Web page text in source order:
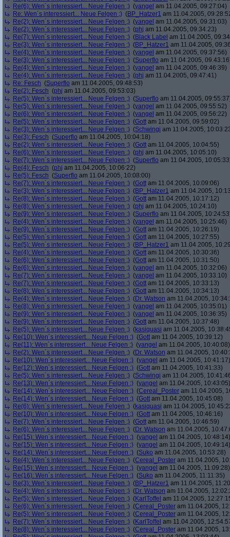
Re(6): Wen´s interessiert... Neue Felgen ;) (yangel am 11.04.2005, 09:27:04)
Re: Wen´s interessiert... Neue Felgen ;) (BP_Hatzer1 am 11.04.2005,
Re(2): Wen´s interessiert... Neue Felgen ;) (yangel am 11.04.2005, 09:31:03)
Re(2): Wen´s interessiert... Neue Felgen ;) (phj am 11.04.2005, 09:34:23)
Re(7): Wen´s interessiert... Neue Felgen ;) (Black Label am 11.04.2005,
Re(3): Wen´s interessiert... Neue Felgen ;) (BP_Hatzer1 am 11.04.2005,
Re(4): Wen´s interessiert... Neue Felgen ;) (yangel am 11.04.2005, 09:37:56)
Re(3): Wen´s interessiert... Neue Felgen ;) (Superflo am 11.04.2005,
Re(4): Wen´s interessiert... Neue Felgen ;) (yangel am 11.04.2005, 09:46:39)
Re(4): Wen´s interessiert... Neue Felgen ;) (phj am 11.04.2005, 09:47:41)
Re: Fesch (Superflo am 11.04.2005, 09:48:53)
Re(2): Fesch (phj am 11.04.2005, 09:53:03)
Re(5): Wen´s interessiert... Neue Felgen ;) (Superflo am 11.04.2005,
Re(5): Wen´s interessiert... Neue Felgen ;) (yangel am 11.04.2005, 09:55:52)
Re(6): Wen´s interessiert... Neue Felgen ;) (yangel am 11.04.2005, 09:56:22)
Re(5): Wen´s interessiert... Neue Felgen ;) (Gott am 11.04.2005, 09:59:02)
Re(3): Wen´s interessiert... Neue Felgen ;) (Schwingi am 11.04.2005,
Re(3): Fesch (Superflo am 11.04.2005, 10:04:18)
Re(2): Wen´s interessiert... Neue Felgen ;) (Gott am 11.04.2005, 10:04:55)
Re(6): Wen´s interessiert... Neue Felgen ;) (phj am 11.04.2005, 10:05:10)
Re(7): Wen´s interessiert... Neue Felgen ;) (Superflo am 11.04.2005,
Re(4): Fesch (phj am 11.04.2005, 10:06:22)
Re(5): Fesch (Superflo am 11.04.2005, 10:08:00)
Re(7): Wen´s interessiert... Neue Felgen ;) (Gott am 11.04.2005, 10:09:06)
Re(3): Wen´s interessiert... Neue Felgen ;) (BP_Hatzer1 am 11.04.2005,
Re(8): Wen´s interessiert... Neue Felgen ;) (Gott am 11.04.2005, 10:17:12)
Re(8): Wen´s interessiert... Neue Felgen ;) (phj am 11.04.2005, 10:24:10)
Re(9): Wen´s interessiert... Neue Felgen ;) (Superflo am 11.04.2005,
Re(4): Wen´s interessiert... Neue Felgen ;) (yangel am 11.04.2005, 10:25:46)
Re(9): Wen´s interessiert... Neue Felgen ;) (Gott am 11.04.2005, 10:26:19)
Re(5): Wen´s interessiert... Neue Felgen ;) (Gott am 11.04.2005, 10:27:55)
Re(5): Wen´s interessiert... Neue Felgen ;) (BP_Hatzer1 am 11.04.2005,
Re(4): Wen´s interessiert... Neue Felgen ;) (Gott am 11.04.2005, 10:30:36)
Re(6): Wen´s interessiert... Neue Felgen ;) (Gott am 11.04.2005, 10:31:50)
Re(6): Wen´s interessiert... Neue Felgen ;) (yangel am 11.04.2005, 10:32:06)
Re(7): Wen´s interessiert... Neue Felgen ;) (yangel am 11.04.2005, 10:33:10)
Re(7): Wen´s interessiert... Neue Felgen ;) (Gott am 11.04.2005, 10:33:13)
Re(8): Wen´s interessiert... Neue Felgen ;) (Gott am 11.04.2005, 10:34:13)
Re(4): Wen´s interessiert... Neue Felgen ;) (Dr. Watson am 11.04.2005,
Re(8): Wen´s interessiert... Neue Felgen ;) (yangel am 11.04.2005, 10:35:01)
Re(9): Wen´s interessiert... Neue Felgen ;) (yangel am 11.04.2005, 10:36:35)
Re(9): Wen´s interessiert... Neue Felgen ;) (Gott am 11.04.2005, 10:37:48)
Re(5): Wen´s interessiert... Neue Felgen ;) (kasiquasi am 11.04.2005,
Re(10): Wen´s interessiert... Neue Felgen ;) (Gott am 11.04.2005, 10:39:12)
Re(11): Wen´s interessiert... Neue Felgen ;) (yangel am 11.04.2005, 10:40:08)
Re(2): Wen´s interessiert... Neue Felgen ;) (Dr. Watson am 11.04.2005,
Re(10): Wen´s interessiert... Neue Felgen ;) (yangel am 11.04.2005, 10:41:17)
Re(12): Wen´s interessiert... Neue Felgen ;) (Gott am 11.04.2005, 10:41:33)
Re(5): Wen´s interessiert... Neue Felgen ;) (Schwingi am 11.04.2005,
Re(13): Wen´s interessiert... Neue Felgen ;) (yangel am 11.04.2005, 10:43:05)
Re(14): Wen´s interessiert... Neue Felgen ;) (Cereal_Poster am 11.04.2005,
Re(14): Wen´s interessiert... Neue Felgen ;) (Gott am 11.04.2005, 10:45:08)
Re(6): Wen´s interessiert... Neue Felgen ;) (kasiquasi am 11.04.2005,
Re(10): Wen´s interessiert... Neue Felgen ;) (Gott am 11.04.2005, 10:46:16)
Re(7): Wen´s interessiert... Neue Felgen ;) (Gott am 11.04.2005, 10:46:59)
Re(6): Wen´s interessiert... Neue Felgen ;) (Dr. Watson am 11.04.2005,
Re(15): Wen´s interessiert... Neue Felgen ;) (yangel am 11.04.2005, 10:48:14)
Re(15): Wen´s interessiert... Neue Felgen ;) (yangel am 11.04.2005, 10:49:14)
Re(14): Wen´s interessiert... Neue Felgen ;) (Suko am 11.04.2005, 10:53:28)
Re(4): Wen´s interessiert... Neue Felgen ;) (Cereal_Poster am 11.04.2005,
Re(15): Wen´s interessiert... Neue Felgen ;) (yangel am 11.04.2005, 11:09:28)
Re(16): Wen´s interessiert... Neue Felgen ;) (Suko am 11.04.2005, 11:11:35)
Re(3): Wen´s interessiert... Neue Felgen ;) (BP_Hatzer1 am 11.04.2005,
Re(4): Wen´s interessiert... Neue Felgen ;) (Dr. Watson am 11.04.2005,
Re(5): Wen´s interessiert... Neue Felgen ;) (KarlToffel am 11.04.2005,
Re(6): Wen´s interessiert... Neue Felgen ;) (Cereal_Poster am 11.04.2005,
Re(5): Wen´s interessiert... Neue Felgen ;) (Cereal_Poster am 11.04.2005,
Re(7): Wen´s interessiert... Neue Felgen ;) (KarlToffel am 11.04.2005,
Re(8): Wen´s interessiert... Neue Felgen ;) (Cereal_Poster am 11.04.2005,